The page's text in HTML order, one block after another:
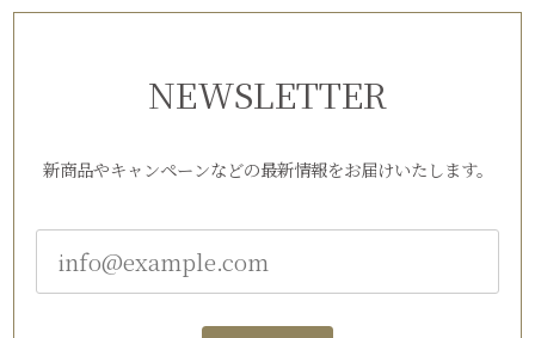
NEWSLETTER
新商品やキャンペーンなどの最新情報をお届けいたします。